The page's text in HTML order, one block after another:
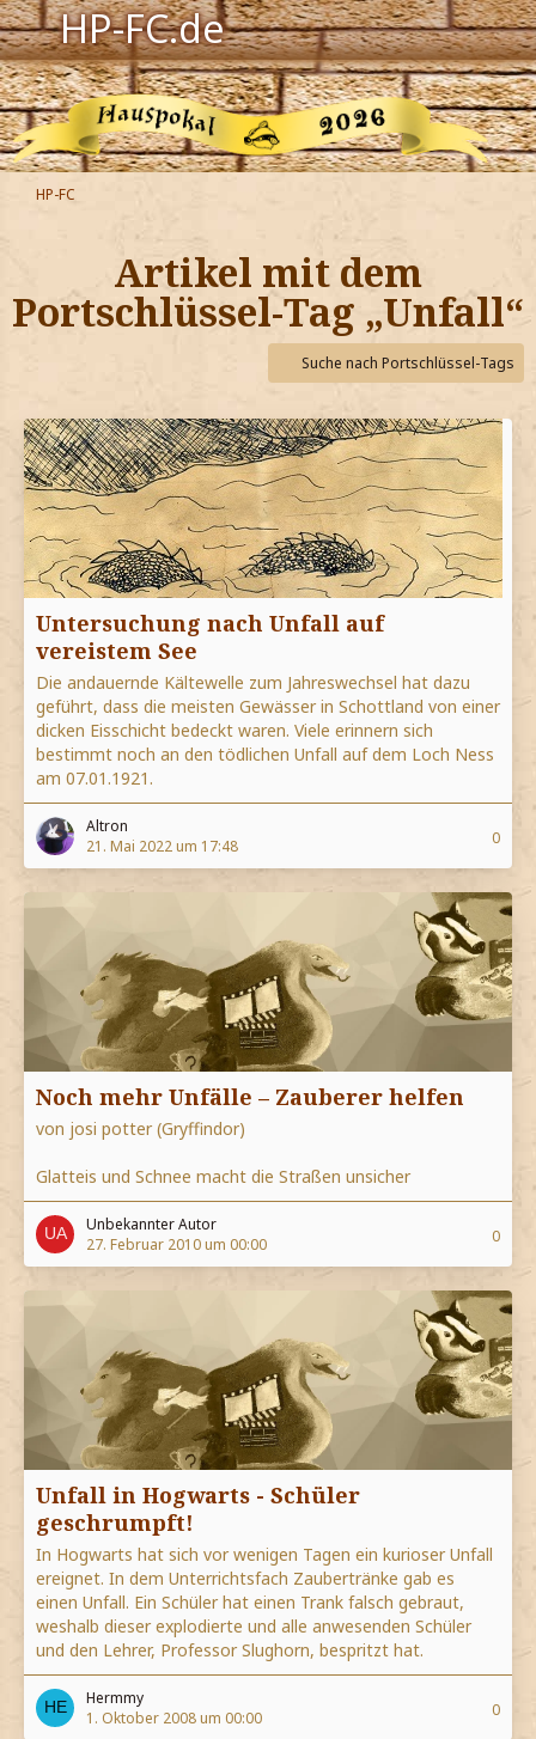
HP-FC.de
Navigation
Harry Potter
Der HP-FC
Hogwarts
Zauberwelt
Willkommen
Jetzt Fanclub-Mitglied werden!
HP-FC
Artikel mit dem
Portschlüssel-Tag „Unfall“
Suche nach Portschlüssel-Tags
Untersuchung nach Unfall auf
vereistem See
Die andauernde Kältewelle zum Jahreswechsel hat dazu
geführt, dass die meisten Gewässer in Schottland von einer
dicken Eisschicht bedeckt waren. Viele erinnern sich
bestimmt noch an den tödlichen Unfall auf dem Loch Ness
am 07.01.1921.
Altron
21. Mai 2022 um 17:48
0
Noch mehr Unfälle – Zauberer helfen
von josi potter (Gryffindor)
Glatteis und Schnee macht die Straßen unsicher
Unbekannter Autor
27. Februar 2010 um 00:00
0
Unfall in Hogwarts - Schüler
geschrumpft!
In Hogwarts hat sich vor wenigen Tagen ein kurioser Unfall
ereignet. In dem Unterrichtsfach Zaubertränke gab es
einen Unfall. Ein Schüler hat einen Trank falsch gebraut,
weshalb dieser explodierte und alle anwesenden Schüler
und den Lehrer, Professor Slughorn, bespritzt hat.
Hermmy
1. Oktober 2008 um 00:00
0